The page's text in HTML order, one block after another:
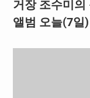
거장 조수미의
앨범 오늘(7일